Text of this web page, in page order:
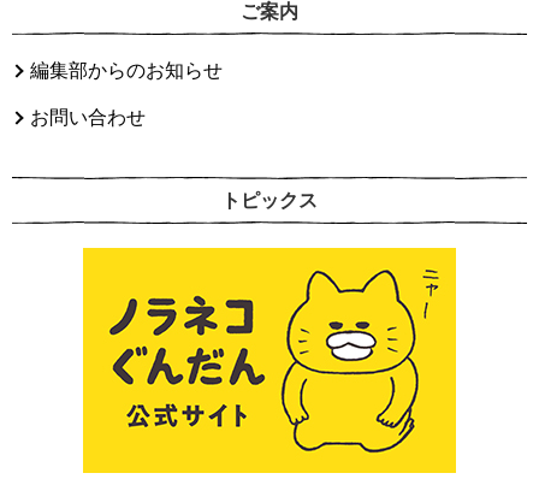
ご案内
編集部からのお知らせ
お問い合わせ
トピックス